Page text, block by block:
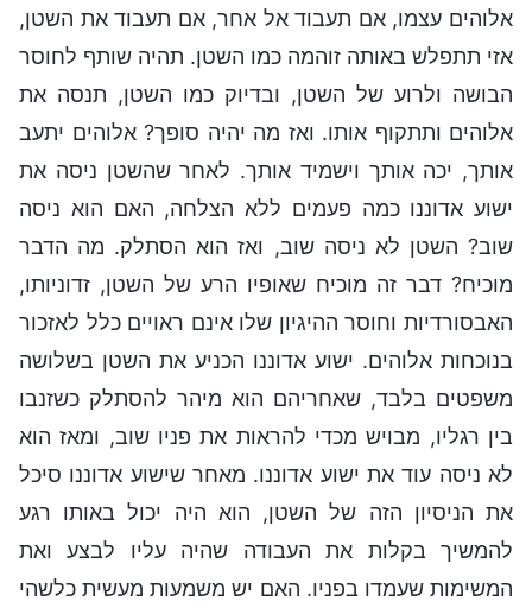
אלוהים עצמו, אם תעבוד אל אחר, אם תעבוד את השטן,
אזי תתפלש באותה זוהמה כמו השטן. תהיה שותף לחוסר
הבושה ולרוע של השטן, ובדיוק כמו השטן, תנסה את
אלוהים ותתקוף אותו. ואז מה יהיה סופך? אלוהים יתעב
אותך, יכה אותך וישמיד אותך. לאחר שהשטן ניסה את
ישוע אדוננו כמה פעמים ללא הצלחה, האם הוא ניסה
שוב? השטן לא ניסה שוב, ואז הוא הסתלק. מה הדבר
מוכיח? דבר זה מוכיח שאופיו הרע של השטן, זדוניותו,
האבסורדיות וחוסר ההיגיון שלו אינם ראויים כלל לאזכור
בנוכחות אלוהים. ישוע אדוננו הכניע את השטן בשלושה
משפטים בלבד, שאחריהם הוא מיהר להסתלק כשזנבו
בין רגליו, מבויש מכדי להראות את פניו שוב, ומאז הוא
לא ניסה עוד את ישוע אדוננו. מאחר שישוע אדוננו סיכל
את הניסיון הזה של השטן, הוא היה יכול באותו רגע
להמשיך בקלות את העבודה שהיה עליו לבצע ואת
המשימות שעמדו בפניו. האם יש משמעות מעשית כלשהי